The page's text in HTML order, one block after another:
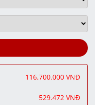
116.700.000 VNĐ
529.472 VNĐ